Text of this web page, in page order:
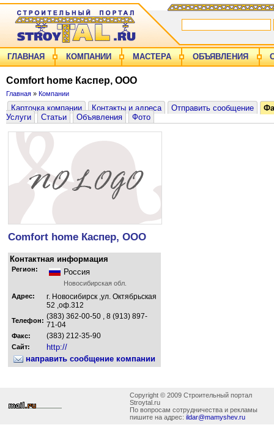
ГЛАВНАЯ КОМПАНИИ МАСТЕРА ОБЪЯВЛЕНИЯ
Comfort home Каспер, ООО
Главная » Компании
Карточка компании Контакты и адреса Отправить сообщение
Услуги
Статьи Объявления Фото
Comfort home Каспер, ООО
Контактная информация
Регион: Россия
Новосибирская обл.
Адрес:
г. Новосибирск ,ул. Октябрьская
52 ,оф.312
Телефон: (383) 362-00-50 , 8 (913) 897-
71-04
Факс: (383) 212-35-90
Сайт:
http://
направить сообщение компании
Copyright © 2009 Строительный портал
Stroytal.ru
По вопросам сотрудничества и рекламы
пишите на адрес: ildar@mamyshev.ru